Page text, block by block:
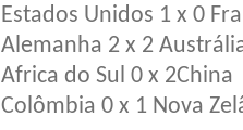
Estados Unidos 1 x 0
Alemanha 2 x 2
Africa do Sul 0 x 2China
Colômbia 0 x 1 Nova